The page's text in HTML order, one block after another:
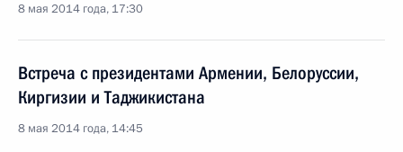
8 мая 2014 года, 17:30
Встреча с президентами Армении, Белоруссии,
Киргизии и Таджикистана
8 мая 2014 года, 14:45